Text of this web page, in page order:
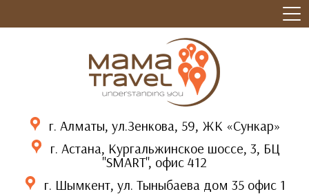
г. Алматы, ул.Зенкова, 59, ЖК «Сункар»
г. Астана, Кургальжинское шоссе, 3, БЦ
"SMART", офис 412
г. Шымкент, ул. Тыныбаева дом 35 офис 1